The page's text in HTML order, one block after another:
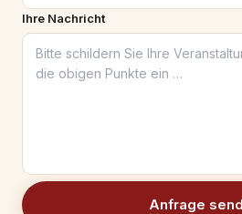
Ihre Nachricht
Anfrage